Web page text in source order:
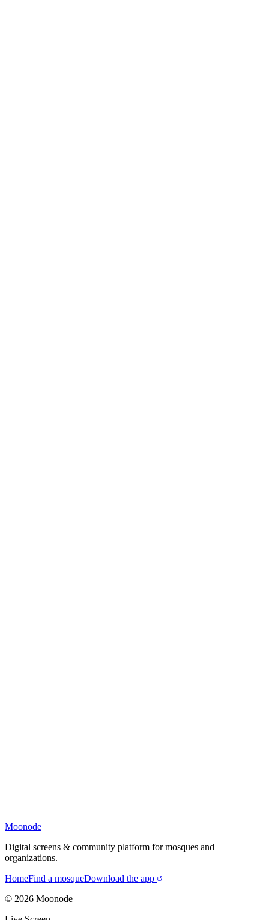
Moonode
Digital screens & community platform for mosques and
organizations.
HomeFind a mosqueDownload the app
© 2026 Moonode